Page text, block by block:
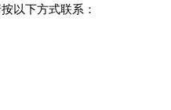
以下方式联系：